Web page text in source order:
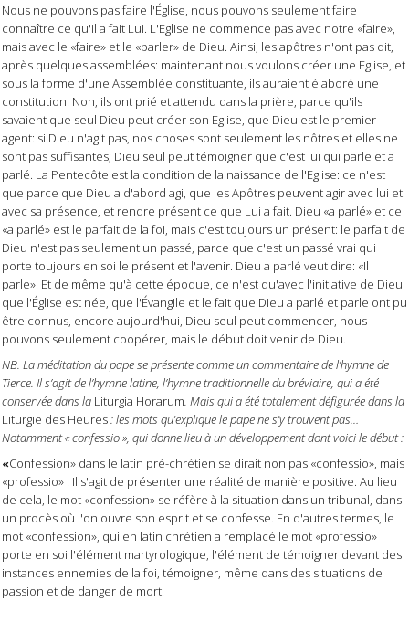
Nous ne pouvons pas faire l'Église, nous pouvons seulement faire
connaître ce qu'il a fait Lui. L'Eglise ne commence pas avec notre «faire»,
mais avec le «faire» et le «parler» de Dieu. Ainsi, les apôtres n'ont pas dit,
après quelques assemblées: maintenant nous voulons créer une Eglise, et
sous la forme d'une Assemblée constituante, ils auraient élaboré une
constitution. Non, ils ont prié et attendu dans la prière, parce qu'ils
savaient que seul Dieu peut créer son Eglise, que Dieu est le premier
agent: si Dieu n'agit pas, nos choses sont seulement les nôtres et elles ne
sont pas suffisantes; Dieu seul peut témoigner que c'est lui qui parle et a
parlé. La Pentecôte est la condition de la naissance de l'Eglise: ce n'est
que parce que Dieu a d'abord agi, que les Apôtres peuvent agir avec lui et
avec sa présence, et rendre présent ce que Lui a fait. Dieu «a parlé» et ce
«a parlé» est le parfait de la foi, mais c'est toujours un présent: le parfait de
Dieu n'est pas seulement un passé, parce que c'est un passé vrai qui
porte toujours en soi le présent et l'avenir. Dieu a parlé veut dire: «Il
parle». Et de même qu'à cette époque, ce n'est qu'avec l'initiative de Dieu
que l'Église est née, que l'Évangile et le fait que Dieu a parlé et parle ont pu
être connus, encore aujourd'hui, Dieu seul peut commencer, nous
pouvons seulement coopérer, mais le début doit venir de Dieu.
NB. La méditation du pape se présente comme un commentaire de l’hymne de
Tierce. Il s’agit de l’hymne latine, l’hymne traditionnelle du bréviaire, qui a été
conservée dans la Liturgia Horarum. Mais qui a été totalement défigurée dans la
Liturgie des Heures: les mots qu’explique le pape ne s’y trouvent pas…
Notamment « confessio », qui donne lieu à un développement dont voici le début :
«Confession» dans le latin pré-chrétien se dirait non pas «confessio», mais
«professio» : Il s'agit de présenter une réalité de manière positive. Au lieu
de cela, le mot «confession» se réfère à la situation dans un tribunal, dans
un procès où l'on ouvre son esprit et se confesse. En d'autres termes, le
mot «confession», qui en latin chrétien a remplacé le mot «professio»
porte en soi l'élément martyrologique, l'élément de témoigner devant des
instances ennemies de la foi, témoigner, même dans des situations de
passion et de danger de mort.